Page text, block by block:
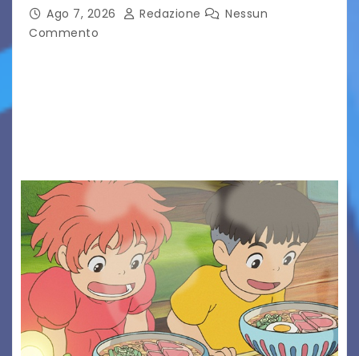
Ago 7, 2026 Redazione
Nessun
Commento